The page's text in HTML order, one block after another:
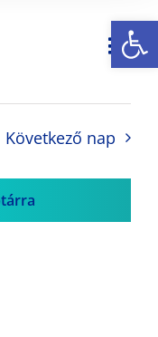
Nap
Következő nap